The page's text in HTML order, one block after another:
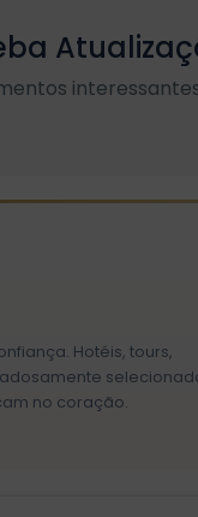
Hotéis, tours,
no coração.